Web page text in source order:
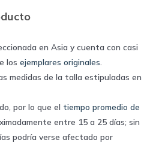
en Asia y cuenta con casi
los ejemplares originales.
medidas de la talla estipuladas en
por lo que el tiempo promedio de
entre 15 a 25 días; sin
podría verse afectado por